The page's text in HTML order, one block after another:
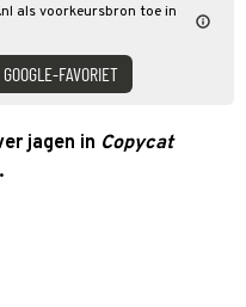
als voorkeursbron toe in
FAVORIET
jagen in Copycat